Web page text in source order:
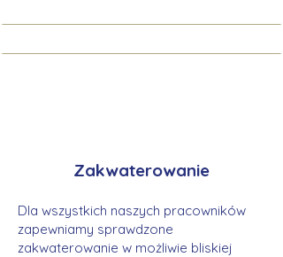
Zakwaterowanie
Dla wszystkich naszych pracowników
zapewniamy sprawdzone
zakwaterowanie w możliwie bliskiej